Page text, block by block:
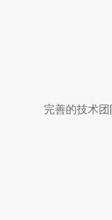
完善的技术